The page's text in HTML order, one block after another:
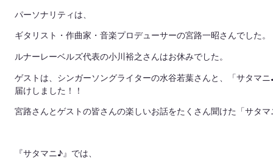
パーソナリティは、
ギタリスト・作曲家・音楽プロデューサーの宮路一昭さんでした。
ルナーレーベルズ代表の小川裕之さんはお休みでした。
ゲストは、シンガーソングライターの水谷若葉さんと、「サタマ
届けしました！！
宮路さんとゲストの皆さんの楽しいお話をたくさん聞けた「サタ
『サタマニ♪』では、